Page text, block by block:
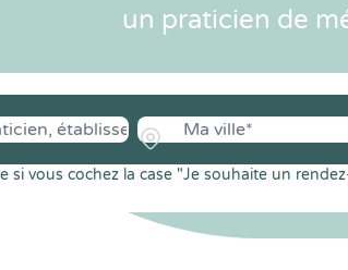
un praticien de
si vous cochez la case "Je souhaite un